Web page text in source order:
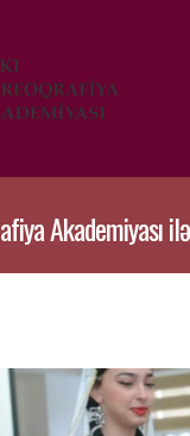
Akademiyası